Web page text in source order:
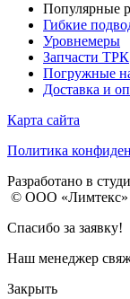
Популярные
Гибкие
Уровнемеры
Запчасти ТРК
Погружные
Доставка и
Карта сайта
Политика
Разработано в
© ООО «Лимтекс»
Спасибо за заявку!
Наш менеджер
Закрыть